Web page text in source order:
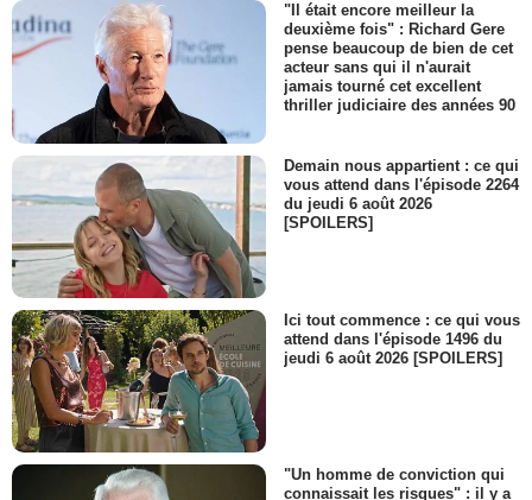
"Il était encore meilleur la
deuxième fois" : Richard Gere
pense beaucoup de bien de cet
acteur sans qui il n'aurait
jamais tourné cet excellent
thriller judiciaire des années 90
Demain nous appartient : ce qui
vous attend dans l'épisode 2264
du jeudi 6 août 2026
[SPOILERS]
Ici tout commence : ce qui vous
attend dans l'épisode 1496 du
jeudi 6 août 2026 [SPOILERS]
"Un homme de conviction qui
connaissait les risques" : il y a